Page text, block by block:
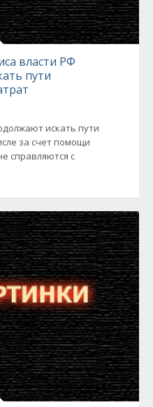
власти РФ
пути
искать пути
за счет помощи
справляются с